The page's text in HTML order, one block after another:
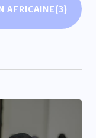
AFRICAINE(3)